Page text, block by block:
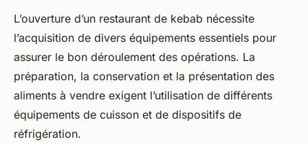
L’ouverture d’un restaurant de kebab nécessite
l’acquisition de divers équipements essentiels pour
assurer le bon déroulement des opérations. La
préparation, la conservation et la présentation des
aliments à vendre exigent l’utilisation de différents
équipements de cuisson et de dispositifs de
réfrigération.